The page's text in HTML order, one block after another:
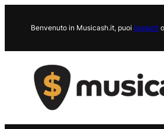
Benvenuto in Musicash.it, puoi loggarti o